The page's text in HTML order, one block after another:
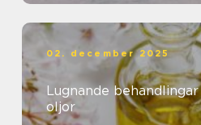
02. december 2025
Lugnande
oljor